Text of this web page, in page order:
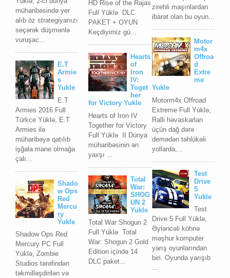
müharibəsində yer
alıb öz strategiyanızı
seçərək düşmənlə
vuruşac...
E.T
Armie
s
Yukle
E.T
Armies 2016 Full
Türkce Yüklə, E.T
Armies ilə
müharibəyə qatılıb
işğala mane olmağa
çalı...
Shado
w Ops
Red
Mercu
ry
Yukle
Shadow Ops Red
Mercury PC Full
Yüklə, Zombie
Studios tərəfindən
təkmilləşdirilən və
zirehli maşınlardan
ibarət olan bu oyun...
Motor
m4x
Offroa
d
Extre
me
Yukle
Motorm4x Offroad
Extreme Full Yüklə,
Ralli həvaskarları
üçün dağ dərə
demədən təhlükəli
yollarda,...
Test
Drive
5
Yukle
Test
Drive 5 Full Yüklə,
Əyləncəli köhnə
məşhur komputer
yarış oyunlarından
biri. Oyunda yarışıb
...
HD Rise of the Rajas
Full Yüklə DLC
PAKET + OYUN
Keçdiyimiz gü...
Hearts
of
Iron
IV:
Toget
her
for Victory Yukle
Hearts of Iron IV
Together for Victory
Full Yüklə II Dünya
müharibəsinin ən
yaxşı ...
Total
War:
SHOG
UN 2
Yukle
Total War Shogun 2
Full Yüklə Total
War: Shogun 2 Gold
Edition içində 14
DLC paket...